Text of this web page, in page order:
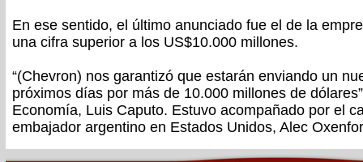
En ese sentido, el último anunciado fue el de la
una cifra superior a los US$10.000 millones.
“(Chevron) nos garantizó que estarán enviando un
próximos días por más de 10.000 millones de
Economía, Luis Caputo. Estuvo acompañado por el
embajador argentino en Estados Unidos, Alec